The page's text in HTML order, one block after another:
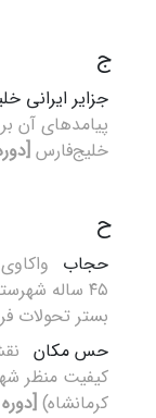
ج
جزایر ایرانی
پیامدهای آن
خلیج‌فارس[دوره 5، شماره
ح
حجاب
۴۵ ساله
بستر تحولات
حس مکان
کیفیت منظر
کرمانشاه) [دوره 5، شماره 14، 1405]